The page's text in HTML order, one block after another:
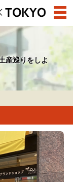
産巡りをしよ